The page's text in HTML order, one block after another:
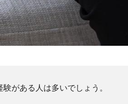
がある人は多いでしょう。